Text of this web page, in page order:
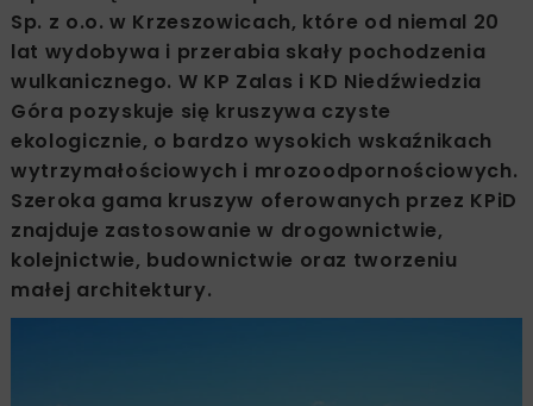
Sp. z o.o. w Krzeszowicach, które od niemal 20
lat wydobywa i przerabia skały pochodzenia
wulkanicznego. W KP Zalas i KD Niedźwiedzia
Góra pozyskuje się kruszywa czyste
ekologicznie, o bardzo wysokich wskaźnikach
wytrzymałościowych i mrozoodpornościowych.
Szeroka gama kruszyw oferowanych przez KPiD
znajduje zastosowanie w drogownictwie,
kolejnictwie, budownictwie oraz tworzeniu
małej architektury.